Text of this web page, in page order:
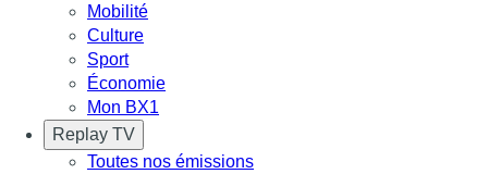
Mobilité
Culture
Sport
Économie
Mon BX1
Replay TV
Toutes nos émissions